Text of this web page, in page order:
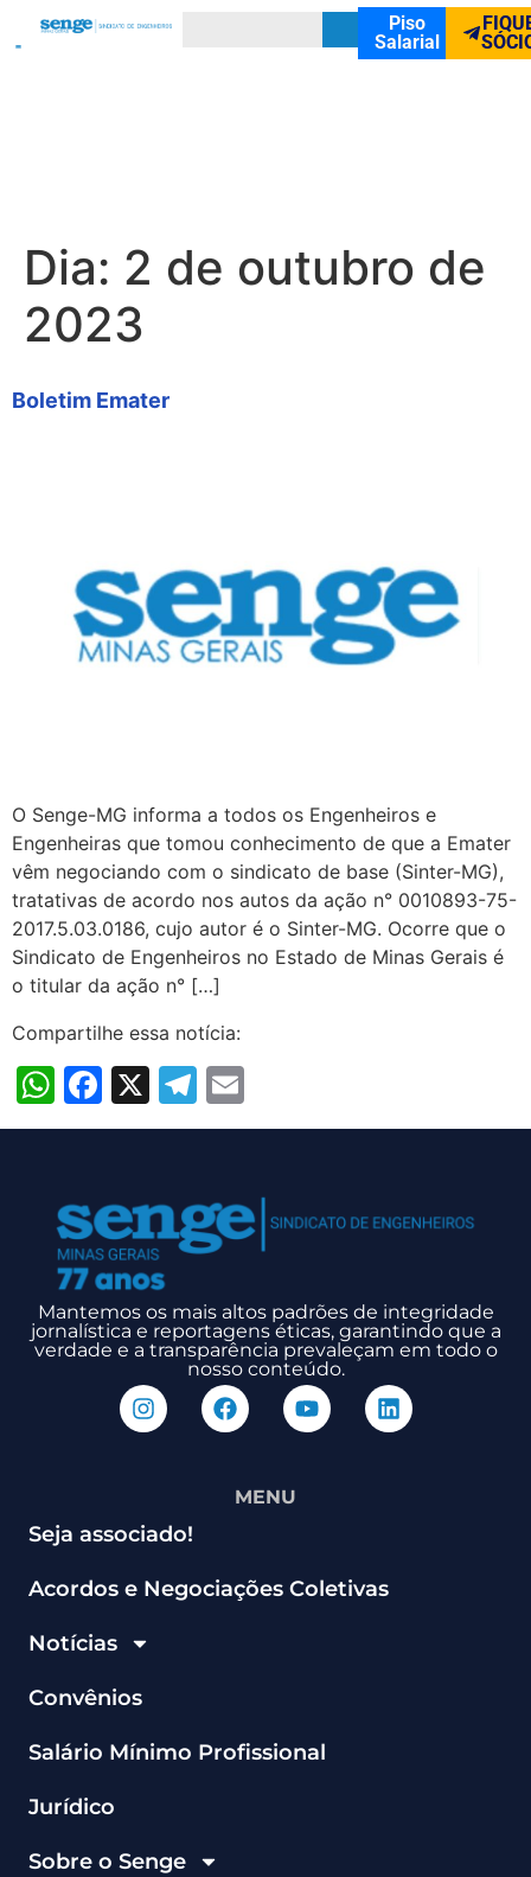
Piso
Salarial
Dia: 2 de outubro de
2023
Boletim Emater
O Senge-MG informa a todos os Engenheiros e
Engenheiras que tomou conhecimento de que a Emater
vêm negociando com o sindicato de base (Sinter-MG),
tratativas de acordo nos autos da ação n° 0010893-75-
2017.5.03.0186, cujo autor é o Sinter-MG. Ocorre que o
Sindicato de Engenheiros no Estado de Minas Gerais é
o titular da ação n° […]
Compartilhe essa notícia:
WhatsApp
Facebook
X Telegram
Mantemos os mais altos padrões de integridade
jornalística e reportagens éticas, garantindo que a
verdade e a transparência prevaleçam em todo o
nosso conteúdo.
MENU
Seja associado!
Acordos e Negociações Coletivas
Notícias
Convênios
Salário Mínimo Profissional
Jurídico
Sobre o Senge